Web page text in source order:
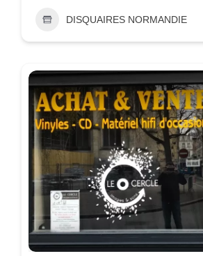
DISQUAIRES NORMANDIE